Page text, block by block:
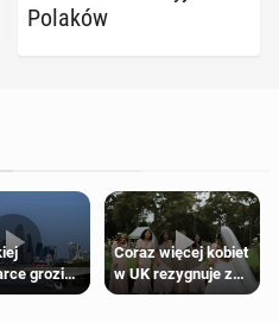
Polaków
grozi
jeśli
Coraz więcej kobiet
w UK rezygnuje z
roli druhny na